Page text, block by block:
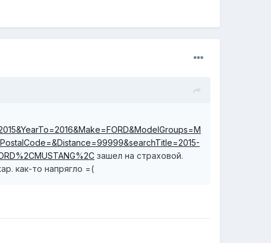
зашел на страховой.
как-то напрягло =(